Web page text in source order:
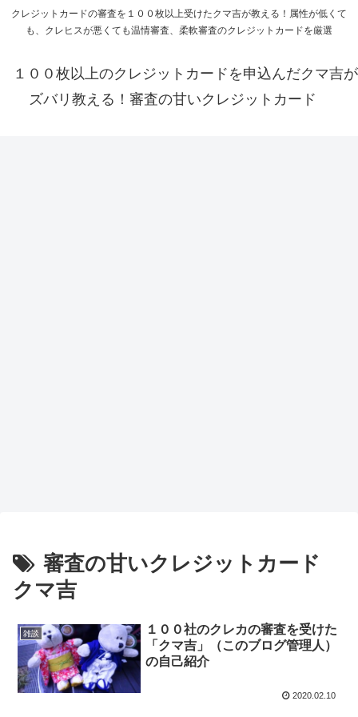
クレジットカードの審査を１００枚以上受けたクマ吉が教える！属性が低くて
も、クレヒスが悪くても温情審査、柔軟審査のクレジットカードを厳選
１００枚以上のクレジットカードを申込んだクマ吉が
ズバリ教える！審査の甘いクレジットカード
審査の甘いクレジットカード
クマ吉
雑談
１００社のクレカの審査を受けた
「クマ吉」（このブログ管理人）
の自己紹介
2020.02.10